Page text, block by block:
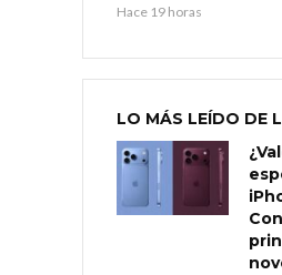
Hace 19 horas
LO MÁS LEÍDO DE